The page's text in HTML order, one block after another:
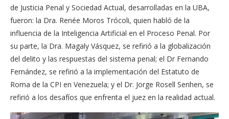
de Justicia Penal y Sociedad Actual, desarrolladas en la UBA,
fueron: la Dra. Renée Moros Trócoli, quien habló de la
influencia de la Inteligencia Artificial en el Proceso Penal. Por
su parte, la Dra. Magaly Vásquez, se refirió a la globalización
del delito y las respuestas del sistema penal; el Dr Fernando
Fernández, se refirió a la implementación del Estatuto de
Roma de la CPI en Venezuela; y el Dr. Jorge Rosell Senhen, se
refirió a los desafíos que enfrenta el juez en la realidad actual.